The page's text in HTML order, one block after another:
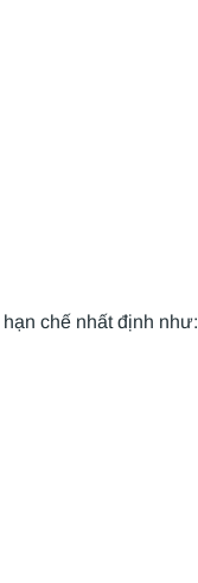
chế nhất định như: